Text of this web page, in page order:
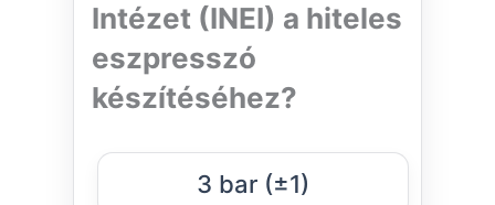
Intézet (INEI) a hiteles
eszpresszó
készítéséhez?
3 bar (±1)